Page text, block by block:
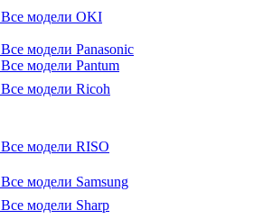
Все модели OKI
Все модели Panasonic
Все модели Pantum
Все модели Ricoh
Все модели RISO
Все модели Samsung
Все модели Sharp